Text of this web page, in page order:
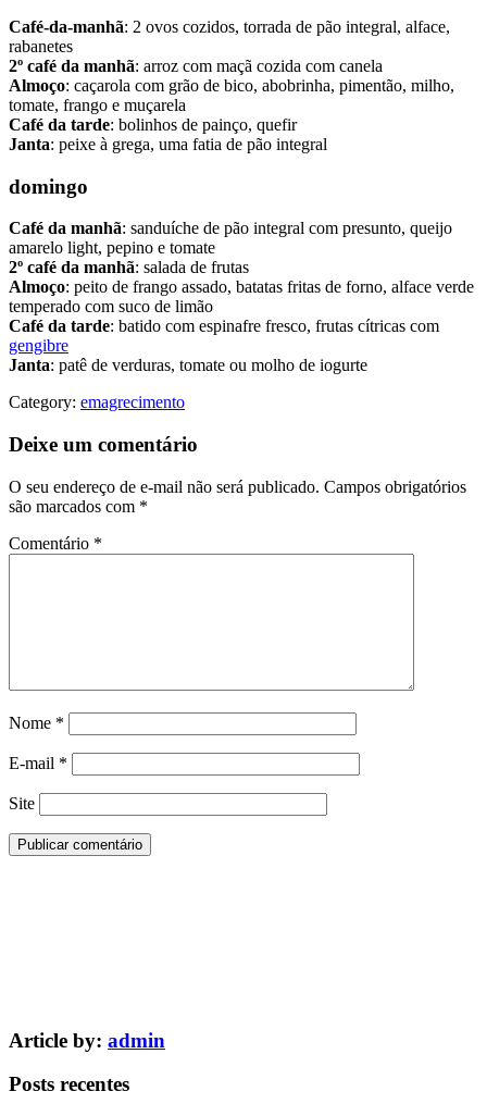
Café-da-manhã: 2 ovos cozidos, torrada de pão integral, alface,
rabanetes
2º café da manhã: arroz com maçã cozida com canela
Almoço: caçarola com grão de bico, abobrinha, pimentão, milho,
tomate, frango e muçarela
Café da tarde: bolinhos de painço, quefir
Janta: peixe à grega, uma fatia de pão integral
domingo
Café da manhã: sanduíche de pão integral com presunto, queijo
amarelo light, pepino e tomate
2º café da manhã: salada de frutas
Almoço: peito de frango assado, batatas fritas de forno, alface verde
temperado com suco de limão
Café da tarde: batido com espinafre fresco, frutas cítricas com
gengibre
Janta: patê de verduras, tomate ou molho de iogurte
Category: emagrecimento
Deixe um comentário
O seu endereço de e-mail não será publicado. Campos obrigatórios
são marcados com *
Comentário *
Nome *
E-mail *
Site
Article by: admin
Posts recentes